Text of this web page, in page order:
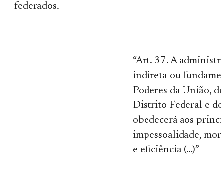
federados.
“Art. 37. A
indireta ou
Poderes da União,
Distrito Federal e
obedecerá aos
impessoalidade,
e eficiência (…)”